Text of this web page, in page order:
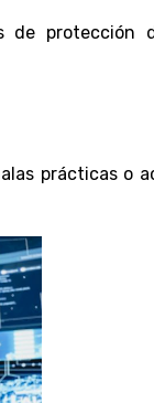
de protección
prácticas o